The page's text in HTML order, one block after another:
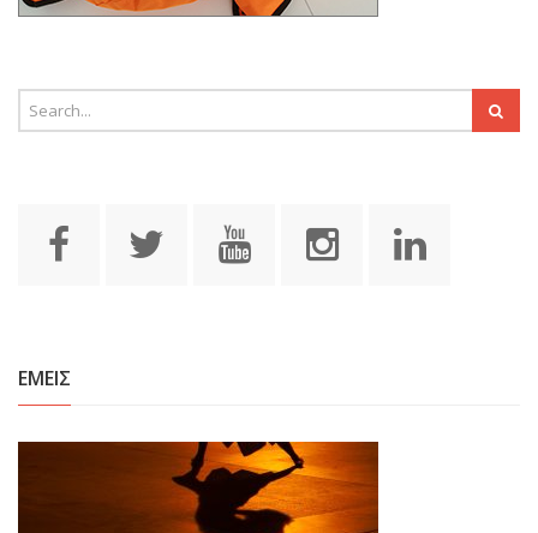
ΕΜΕΙΣ